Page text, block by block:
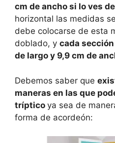
cm de ancho si lo ves
horizontal las medidas
debe colocarse de esta
doblado, y cada
de largo y 9,9 cm de
Debemos saber que
maneras en las que
tríptico ya sea de
forma de acordeón: